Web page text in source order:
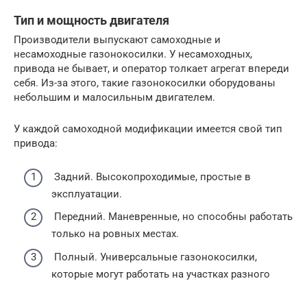
Тип и мощность двигателя
Производители выпускают самоходные и
несамоходные газонокосилки. У несамоходных,
привода не бывает, и оператор толкает агрегат впереди
себя. Из-за этого, такие газонокосилки оборудованы
небольшим и малосильным двигателем.
У каждой самоходной модификации имеется свой тип
привода:
Задний. Высокопроходимые, простые в
эксплуатации.
Передний. Маневренные, но способны работать
только на ровных местах.
Полный. Универсальные газонокосилки,
которые могут работать на участках разного